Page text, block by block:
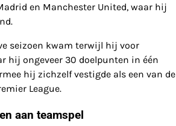
en Manchester United, waar hij
seizoen kwam terwijl hij voor
hij ongeveer 30 doelpunten in één
hij zichzelf vestigde als een van de
League.
aan teamspel